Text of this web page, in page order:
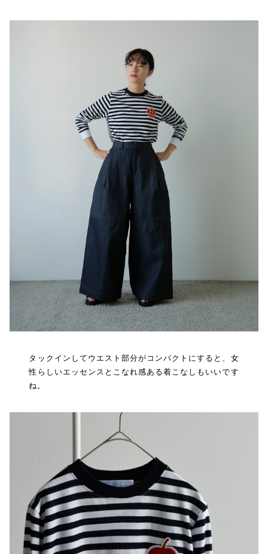
タックインしてウエスト部分がコンパクトにすると、女
性らしいエッセンスとこなれ感ある着こなしもいいです
ね。